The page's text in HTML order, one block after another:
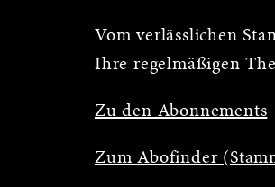
Vom verlässlichen
Ihre regelmäßigen
Zu den Abonnements
Zum Abofinder